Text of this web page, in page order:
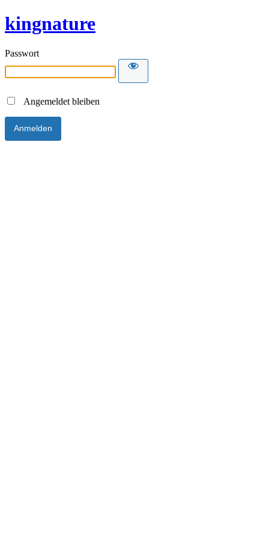
kingnature
Passwort
Angemeldet bleiben